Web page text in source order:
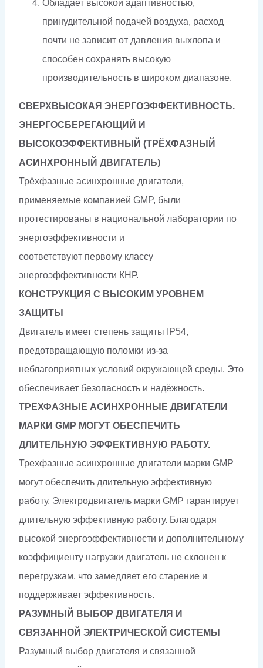
Обладает высокой адаптивностью,
принудительной подачей воздуха, расход
почти не зависит от давления выхлопа и
способен сохранять высокую
производительность в широком диапазоне.
СВЕРХВЫСОКАЯ ЭНЕРГОЭФФЕКТИВНОСТЬ.
ЭНЕРГОСБЕРЕГАЮЩИЙ И
ВЫСОКОЭФФЕКТИВНЫЙ (ТРЁХФАЗНЫЙ
АСИНХРОННЫЙ ДВИГАТЕЛЬ)
Трёхфазные асинхронные двигатели,
применяемые компанией GMP, были
протестированы в национальной лаборатории по
энергоэффективности и
соответствуют первому классу
энергоэффективности КНР.
КОНСТРУКЦИЯ С ВЫСОКИМ УРОВНЕМ
ЗАЩИТЫ
Двигатель имеет степень защиты IP54,
предотвращающую поломки из-за
неблагоприятных условий окружающей среды. Это
обеспечивает безопасность и надёжность.
ТРЕХФАЗНЫЕ АСИНХРОННЫЕ ДВИГАТЕЛИ
МАРКИ GMP МОГУТ ОБЕСПЕЧИТЬ
ДЛИТЕЛЬНУЮ ЭФФЕКТИВНУЮ РАБОТУ.
Трехфазные асинхронные двигатели марки GMP
могут обеспечить длительную эффективную
работу. Электродвигатель марки GMP гарантирует
длительную эффективную работу. Благодаря
высокой энергоэффективности и дополнительному
коэффициенту нагрузки двигатель не склонен к
перегрузкам, что замедляет его старение и
поддерживает эффективность.
РАЗУМНЫЙ ВЫБОР ДВИГАТЕЛЯ И
СВЯЗАННОЙ ЭЛЕКТРИЧЕСКОЙ СИСТЕМЫ
Разумный выбор двигателя и связанной